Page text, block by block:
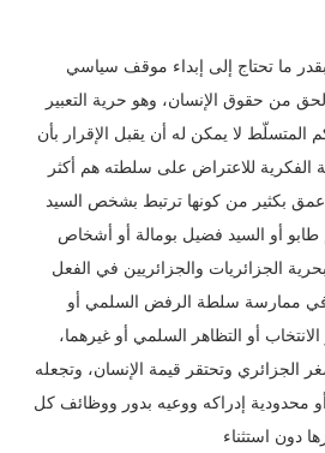
بقدر ما تحتاج إلى إبداء موقف سياسي
من حقوق الإنسان، وهو حرية التعبير
المتسلّط لا يمكن له أن يقبل الإقرار بأن
الفكرية للاعتراض على سلطته هم أكثر
بكثير من كونها ترتبط بشخص السيد
طابو أو السيد فضيل بومالة أو أشخاص
الجزائريات والجزائريين في الفعل
في ممارسة سلطة الرفض السلمي أو
أو التظاهر السلمي أو غيرهما،
الجزائري وتحتقر قيمة الإنسان، وتجعله
محدودية إدراكه ووعيه بدور ووظائف كل